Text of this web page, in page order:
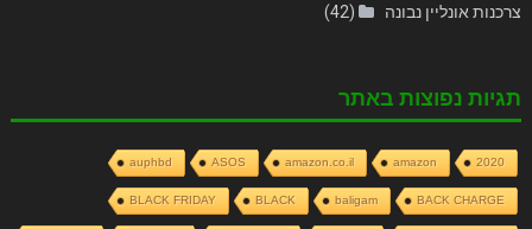
צרכנות אונליין נבונה (42)
תגיות נפוצות באתר
2020
amazon
amazon.co.il
ASOS
auphbd
BACK CHARGE
baligam
BLACK
BLACK FRIDAY